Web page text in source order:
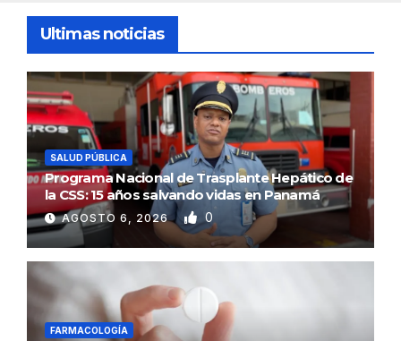
Ultimas noticias
SALUD PÚBLICA
Programa Nacional de Trasplante Hepático de
la CSS: 15 años salvando vidas en Panamá
AGOSTO 6, 2026 0
FARMACOLOGÍA